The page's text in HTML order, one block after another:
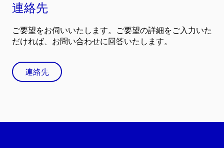
連絡先
ご要望をお伺いいたします。ご要望の詳細をご入力いた
だければ、お問い合わせに回答いたします。
連絡先